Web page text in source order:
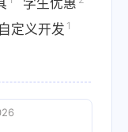
学生优惠
自定义开发 1